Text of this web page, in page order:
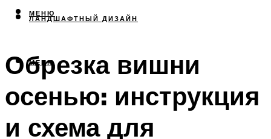
ЛАНДШАФТНЫЙ ДИЗАЙН
МЕНЮ
МЕНЮ
Обрезка вишни
осенью: инструкция
и схема для